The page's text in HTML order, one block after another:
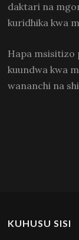
daktari na
kuridhika kwa
Hapa msisitizo
kuundwa kwa
wananchi na
KUHUSU SISI